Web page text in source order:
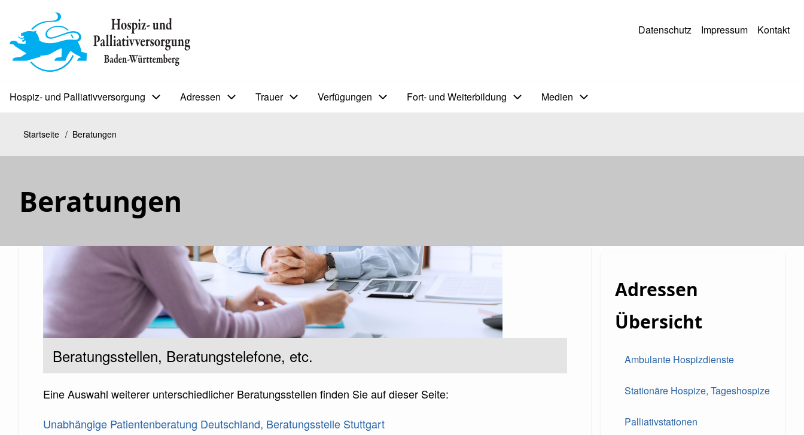
Inhalt
BIP
Sekundärmenü
Datenschutz Impressum Kontakt
Bip
Bürgerinfoportal
Hospiz- und Palliativversorgung Adressen Trauer Verfügungen Fort- und Weiterbildung Medien
Pfadnavigation
Startseite Beratungen
Beratungen
Kopfbild
Untertitel
Beratungsstellen, Beratungstelefone, etc.
Eine Auswahl weiterer unterschiedlicher Beratungsstellen finden Sie auf dieser Seite:
Unabhängige Patientenberatung Deutschland, Beratungsstelle Stuttgart
Adressen
Übersicht
Ambulante Hospizdienste
Stationäre Hospize, Tageshospize
Palliativstationen